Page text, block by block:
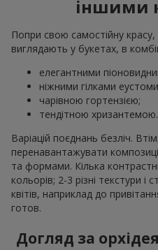
іншими
Попри свою самостійну красу,
виглядають у букетах, в
елегантними
ніжними гілками
чарівною гортензією;
тендітною хризантемою.
Варіацій поєднань безліч.
перенавантажувати
та формами. Кілька
кольорів; 2-3 різні текстури
квітів, наприклад до
готов.
Догляд за